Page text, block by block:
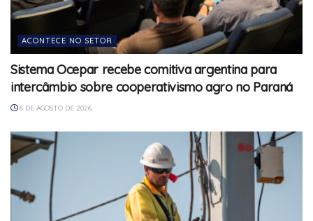
ACONTECE NO SETOR
Sistema Ocepar recebe comitiva argentina para
intercâmbio sobre cooperativismo agro no Paraná
6 DE AGOSTO DE 2026